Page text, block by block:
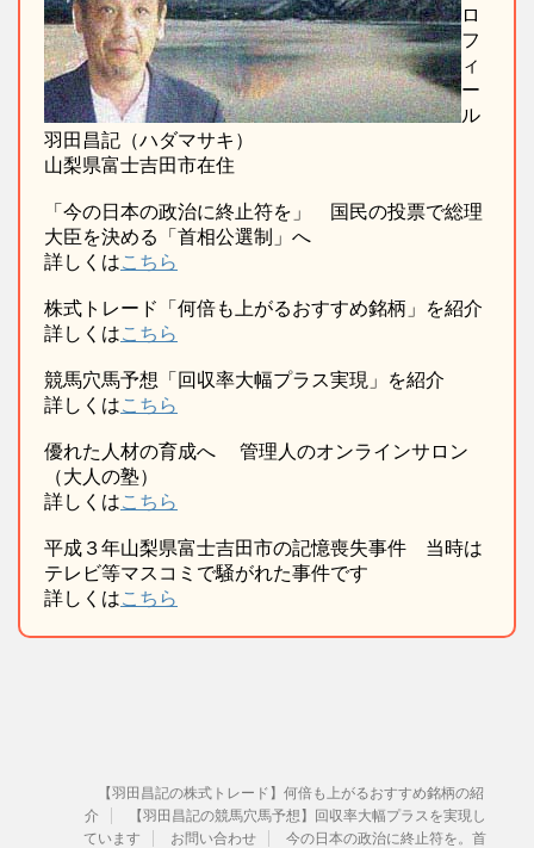
ロ
フ
ィ
ー
ル
羽田昌記（ハダマサキ）
山梨県富士吉田市在住
「今の日本の政治に終止符を」 国民の投票で総理
大臣を決める「首相公選制」へ
詳しくはこちら
株式トレード「何倍も上がるおすすめ銘柄」を紹介
詳しくはこちら
競馬穴馬予想「回収率大幅プラス実現」を紹介
詳しくはこちら
優れた人材の育成へ 管理人のオンラインサロン
（大人の塾）
詳しくはこちら
平成３年山梨県富士吉田市の記憶喪失事件 当時は
テレビ等マスコミで騒がれた事件です
詳しくはこちら
【羽田昌記の株式トレード】何倍も上がるおすすめ銘柄の紹
介
【羽田昌記の競馬穴馬予想】回収率大幅プラスを実現し
ています
お問い合わせ 今の日本の政治に終止符を。首